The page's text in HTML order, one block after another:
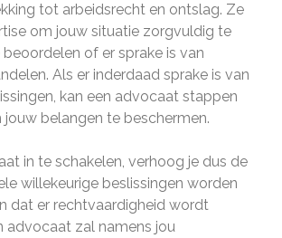
tot arbeidsrecht en ontslag. Ze
om jouw situatie zorgvuldig te
of er sprake is van
Als er inderdaad sprake is van
kan een advocaat stappen
belangen te beschermen.
in te schakelen, verhoog je dus de
willekeurige beslissingen worden
dat er rechtvaardigheid wordt
advocaat zal namens jou